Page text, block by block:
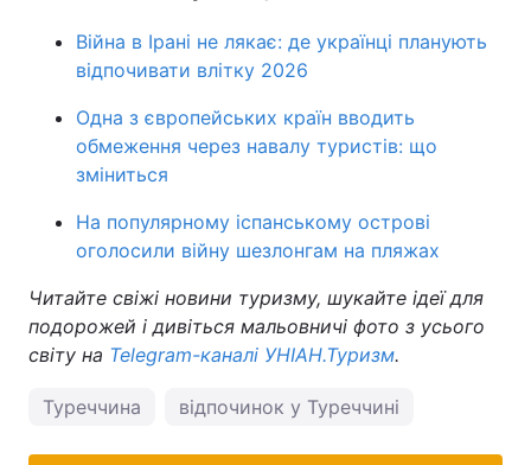
Війна в Ірані не лякає: де українці планують
відпочивати влітку 2026
Одна з європейських країн вводить
обмеження через навалу туристів: що
зміниться
На популярному іспанському острові
оголосили війну шезлонгам на пляжах
Читайте свіжі новини туризму, шукайте ідеї для
подорожей і дивіться мальовничі фото з усього
світу на Telegram-каналі УНІАН.Туризм.
Туреччина відпочинок у Туреччині